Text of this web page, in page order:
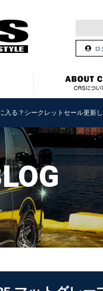
ロ
入る？シークレットセール更新